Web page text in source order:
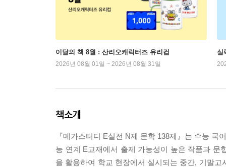
이달의 책 8월 : 산리오캐릭터즈 유리컵
2026년 08월 01일 ~ 2026년 08월 31일
실
책소개
『메가스터디 E실전 N제 문학 138제』는 수능
능 연계 E교재에서 출제 가능성이 높은 작품과 문
을 활용하여 학교 현장에서 실시되는 중간, 기말